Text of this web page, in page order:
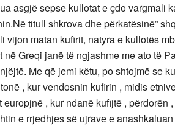
asgjë sepse kullotat e çdo vargmali
titull shkrova dhe përkatësinë”
vijon matan kufirit, natyra e kullotës
Greqi janë të ngjashme me ato të
Me që jemi këtu, po shtojmë se
, kur vendosnin kufirin , midis
europjnë , kur ndanë kufijtë , përdorën
e rrjedhjes së ujrave e